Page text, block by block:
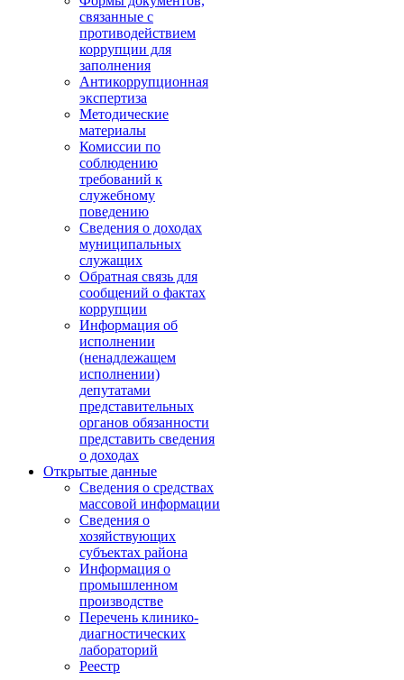
связанные с
противодействием
коррупции для
заполнения
Антикоррупционная
экспертиза
Методические
материалы
Комиссии по
соблюдению
требований к
служебному
поведению
Сведения о доходах
муниципальных
служащих
Обратная связь для
сообщений о фактах
коррупции
Информация об
исполнении
(ненадлежащем
исполнении)
депутатами
представительных
органов обязанности
представить сведения
о доходах
Открытые данные
Сведения о средствах
массовой информации
Сведения о
хозяйствующих
субъектах района
Информация о
промышленном
производстве
Перечень клинико-
диагностических
лабораторий
Реестр